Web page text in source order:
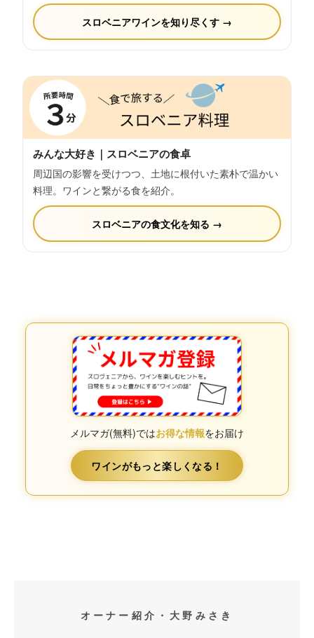
スロベニアワインを知り尽くす →
みんな大好き｜スロベニアの食卓
周辺国の影響を受けつつ、土地に根付いた素朴で温かい
料理。ワインと繋がる食を紹介。
スロベニアの食文化を知る →
メルマガ(無料)ではお得な情報をお届け
ワインがもっと楽しくなる！
オーナー紹介・大野みさき